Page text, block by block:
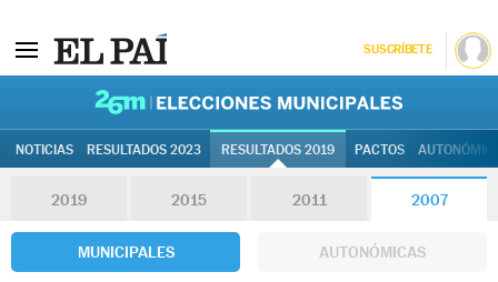
SUSCRÍBETE
NOTICIAS RESULTADOS 2023 RESULTADOS 2019 PACTOS
2019 2015 2011 2007
MUNICIPALES AUTONÓMICAS